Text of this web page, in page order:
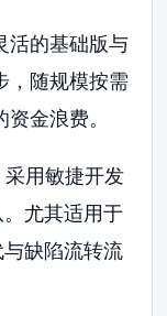
活的基础版与
，随规模按需
金浪费。
采用敏捷开发
尤其适用于
缺陷流转流